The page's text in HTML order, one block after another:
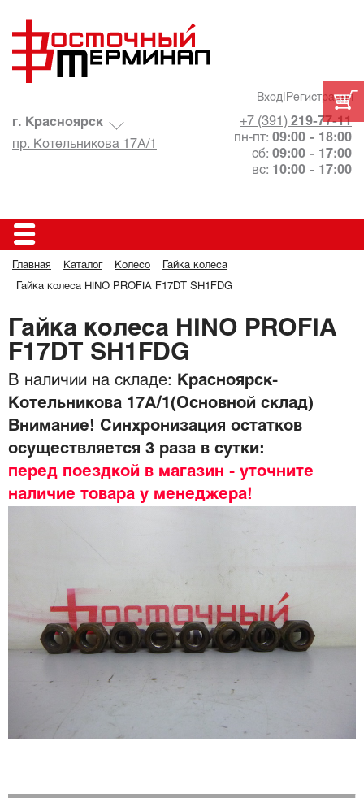
Вход| Регистрация
+7 (391) 219-77-11
пн-пт: 09:00 - 18:00
сб: 09:00 - 17:00
вс: 10:00 - 17:00
г. Красноярск
пр. Котельникова 17А/1
Главная Каталог Колесо Гайка колеса
Гайка колеса HINO PROFIA F17DT SH1FDG
Гайка колеса HINO PROFIA
F17DT SH1FDG
В наличии на складе:
Красноярск-
Котельникова 17А/1(Основной склад)
Внимание! Синхронизация остатков
осуществляется 3 раза в сутки:
перед поездкой в магазин - уточните
наличие товара у менеджера!